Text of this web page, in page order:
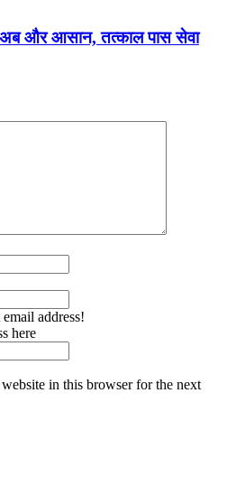
और आसान, तत्काल पास सेवा
address!
here
in this browser for the next